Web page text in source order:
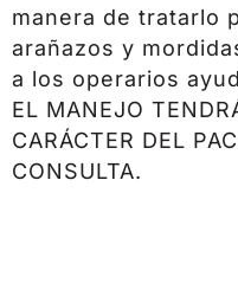
manera de tratarlo
arañazos y
a los operarios
EL MANEJO
CARÁCTER DEL
CONSULTA.